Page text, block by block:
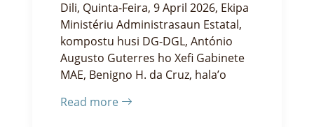
Dili, Quinta-Feira, 9 April 2026, Ekipa
Ministériu Administrasaun Estatal,
kompostu husi DG-DGL, António
Augusto Guterres ho Xefi Gabinete
MAE, Benigno H. da Cruz, hala’o
Read more